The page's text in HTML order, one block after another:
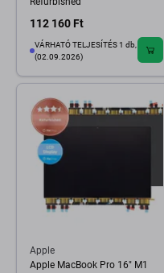
112 160 Ft
VÁRHATÓ TELJESÍTÉS 1 db,
(02.09.2026)
Apple
Apple MacBook Pro 16" M1